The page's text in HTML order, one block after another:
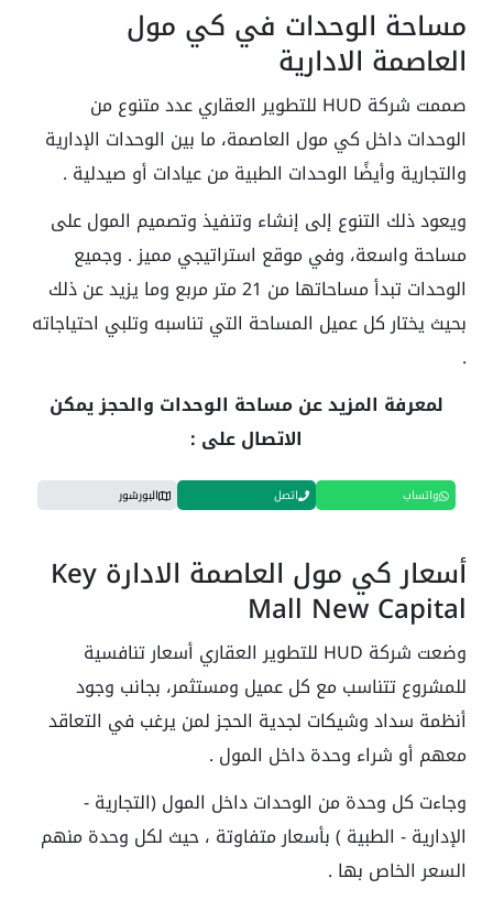
مساحة الوحدات في كي مول
العاصمة الادارية
صممت شركة HUD للتطوير العقاري عدد متنوع من
الوحدات داخل كي مول العاصمة، ما بين الوحدات الإدارية
والتجارية وأيضًا الوحدات الطبية من عيادات أو صيدلية .
ويعود ذلك التنوع إلى إنشاء وتنفيذ وتصميم المول على
مساحة واسعة، وفي موقع استراتيجي مميز . وجميع
الوحدات تبدأ مساحاتها من 21 متر مربع وما يزيد عن ذلك
بحيث يختار كل عميل المساحة التي تناسبه وتلبي احتياجاته
.
لمعرفة المزيد عن مساحة الوحدات والحجز يمكن
الاتصال على :
واتساب اتصل البورشور
أسعار كي مول العاصمة الادارة Key
Mall New Capital
وضعت شركة HUD للتطوير العقاري أسعار تنافسية
للمشروع تتناسب مع كل عميل ومستثمر، بجانب وجود
أنظمة سداد وشيكات لجدية الحجز لمن يرغب في التعاقد
معهم أو شراء وحدة داخل المول .
وجاءت كل وحدة من الوحدات داخل المول (التجارية -
الإدارية - الطبية ) بأسعار متفاوتة ، حيث لكل وحدة منهم
السعر الخاص بها .